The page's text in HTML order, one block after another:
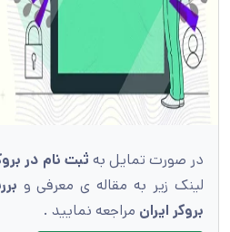
در صورت تمایل به ثبت نام در
لینک زیر به مقاله ی معرفی و
بروکر ایران مراجعه نمایید .